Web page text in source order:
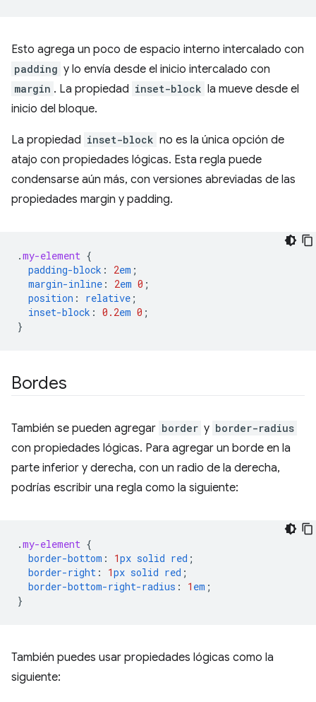
Esto agrega un poco de espacio interno intercalado con
padding y lo envía desde el inicio intercalado con
margin . La propiedad inset-block la mueve desde el
inicio del bloque.
La propiedad inset-block no es la única opción de
atajo con propiedades lógicas. Esta regla puede
condensarse aún más, con versiones abreviadas de las
propiedades margin y padding.
.my-element {
padding-block : 2em ;
margin-inline : 2em 0 ;
position : relative ;
inset-block : 0.2em 0 ;
}
Bordes
También se pueden agregar border y border-radius
con propiedades lógicas. Para agregar un borde en la
parte inferior y derecha, con un radio de la derecha,
podrías escribir una regla como la siguiente:
.my-element {
border-bottom : 1px solid red ;
border-right : 1px solid red ;
border-bottom-right-radius : 1 em ;
}
También puedes usar propiedades lógicas como la
siguiente: